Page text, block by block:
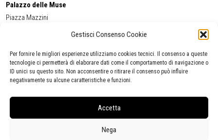
Gestisci Consenso Cookie
Per fornire le migliori esperienze utilizziamo cookies tecnici. Il consenso a queste
tecnologie ci permetterà di elaborare dati come il comportamento di navigazione o
ID unici su questo sito. Non acconsentire o ritirare il consenso può influire
negativamente su alcune caratteristiche e funzioni.
Accetta
Nega
Palazzo delle Muse
Piazza Mazzini
Cell:+39 338 5714978 (orario apertura Galleria)
Tel:
+39 0584 944580
(orario 09.00/13.00)
Email:gamc@comune.viareggio.lu.it
Segnalazione di inaccessibilità